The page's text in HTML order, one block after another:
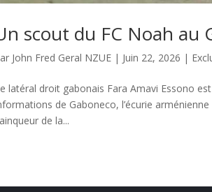
scout du FC Noah au
John Fred Geral NZUE | Juin 22, 2026 |
latéral droit gabonais Fara Amavi Essono
de Gaboneco, l’écurie
de la...